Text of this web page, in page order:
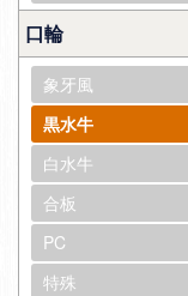
口輪
象牙風
黒水牛
白水牛
合板
PC
特殊